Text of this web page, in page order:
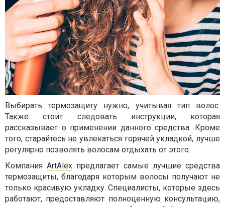
Выбирать термозащиту нужно, учитывая тип волос.
Также стоит следовать инструкции, которая
рассказывает о применении данного средства. Кроме
того, старайтесь не увлекаться горячей укладкой, лучше
регулярно позволять волосам отдыхать от этого.
КомпанияArtAlex предлагает самые лучшие средства
термозащиты, благодаря которым волосы получают не
только красивую укладку. Специалисты, которые здесь
работают, предоставляют полноценную консультацию,